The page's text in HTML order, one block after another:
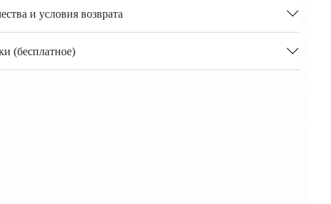
и условия возврата
(бесплатное)